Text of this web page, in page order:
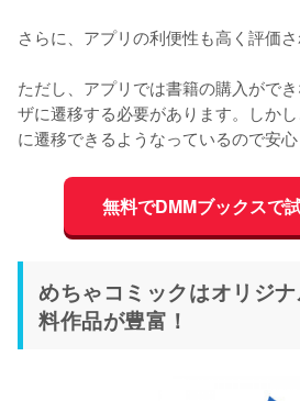
さらに、アプリの利便性も高く評価さ
ただし、アプリでは書籍の購入がで
ザに遷移する必要があります。しか
に遷移できるようなっているので安心
無料でDMMブックスで
めちゃコミックはオリジ
料作品が豊富！